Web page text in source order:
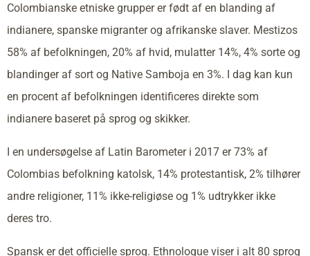
Colombianske etniske grupper er født af en blanding af
indianere, spanske migranter og afrikanske slaver. Mestizos
58% af befolkningen, 20% af hvid, mulatter 14%, 4% sorte og
blandinger af sort og Native Samboja en 3%. I dag kan kun
en procent af befolkningen identificeres direkte som
indianere baseret på sprog og skikker.
I en undersøgelse af Latin Barometer i 2017 er 73% af
Colombias befolkning katolsk, 14% protestantisk, 2% tilhører
andre religioner, 11% ikke-religiøse og 1% udtrykker ikke
deres tro.
Spansk er det officielle sprog. Ethnologue viser i alt 80 sprog